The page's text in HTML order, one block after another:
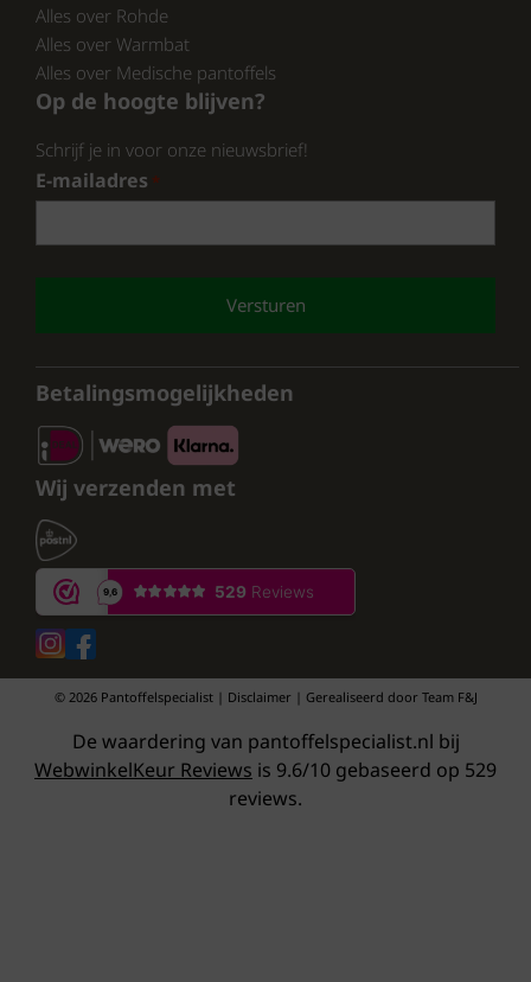
Alles over Rohde
Alles over Warmbat
Alles over Medische pantoffels
Op de hoogte blijven?
Schrijf je in voor onze nieuwsbrief!
E-mailadres *
CAPTCHA
Betalingsmogelijkheden
Wij verzenden met
© 2026 Pantoffelspecialist | Disclaimer | Gerealiseerd door Team F&J
De waardering van pantoffelspecialist.nl bij
WebwinkelKeur Reviews is 9.6/10 gebaseerd op 529
reviews.